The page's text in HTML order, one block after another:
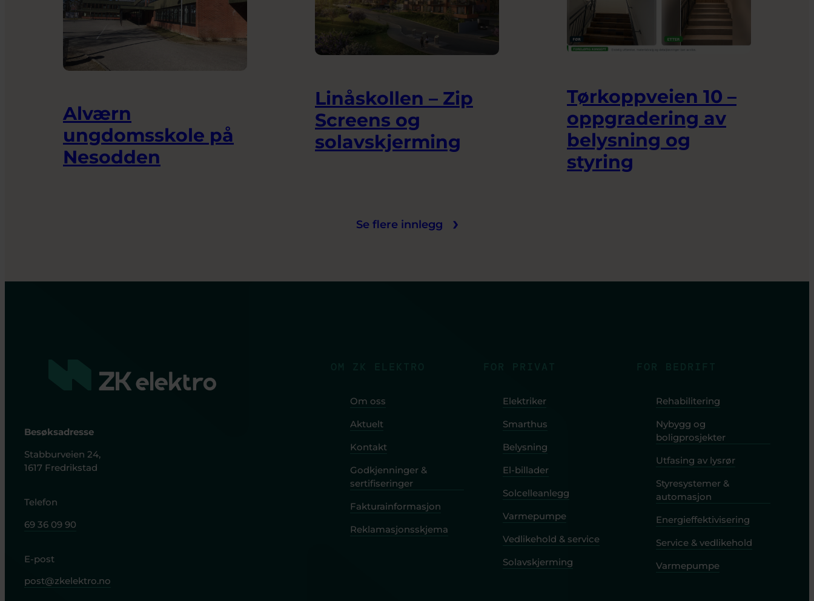
Alværn
ungdomsskole på
Nesodden
Linåskollen – Zip
Screens og
solavskjerming
Tørkoppveien 10 –
oppgradering av
belysning og
styring
Se flere innlegg
Besøksadresse
Stabburveien 24,
1617 Fredrikstad
Telefon
69 36 09 90
E-post
post@zkelektro.no
Om oss
Aktuelt
Kontakt
Godkjenninger &
sertifiseringer
Fakturainformasjon
Reklamasjonsskjema
Elektriker
Smarthus
Belysning
El-billader
Solcelleanlegg
Varmepumpe
Vedlikehold & service
Solavskjerming
Rehabilitering
Nybygg og
boligprosjekter
Utfasing av lysrør
Styresystemer &
automasjon
Energieffektivisering
Service & vedlikehold
Varmepumpe